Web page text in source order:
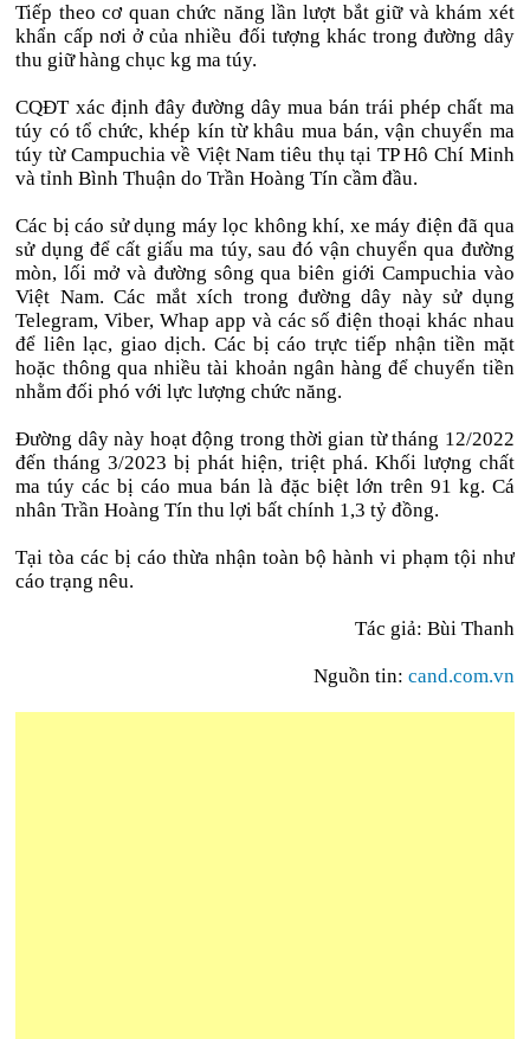
Tiếp theo cơ quan chức năng lần lượt bắt giữ và khám xét
khẩn cấp nơi ở của nhiều đối tượng khác trong đường dây
thu giữ hàng chục kg ma túy.
CQĐT xác định đây đường dây mua bán trái phép chất ma
túy có tổ chức, khép kín từ khâu mua bán, vận chuyển ma
túy từ Campuchia về Việt Nam tiêu thụ tại TP Hô Chí Minh
và tỉnh Bình Thuận do Trần Hoàng Tín cầm đầu.
Các bị cáo sử dụng máy lọc không khí, xe máy điện đã qua
sử dụng để cất giấu ma túy, sau đó vận chuyển qua đường
mòn, lối mở và đường sông qua biên giới Campuchia vào
Việt Nam. Các mắt xích trong đường dây này sử dụng
Telegram, Viber, Whap app và các số điện thoại khác nhau
để liên lạc, giao dịch. Các bị cáo trực tiếp nhận tiền mặt
hoặc thông qua nhiều tài khoản ngân hàng để chuyển tiền
nhằm đối phó với lực lượng chức năng.
Đường dây này hoạt động trong thời gian từ tháng 12/2022
đến tháng 3/2023 bị phát hiện, triệt phá. Khối lượng chất
ma túy các bị cáo mua bán là đặc biệt lớn trên 91 kg. Cá
nhân Trần Hoàng Tín thu lợi bất chính 1,3 tỷ đồng.
Tại tòa các bị cáo thừa nhận toàn bộ hành vi phạm tội như
cáo trạng nêu.
Tác giả: Bùi Thanh
Nguồn tin: cand.com.vn